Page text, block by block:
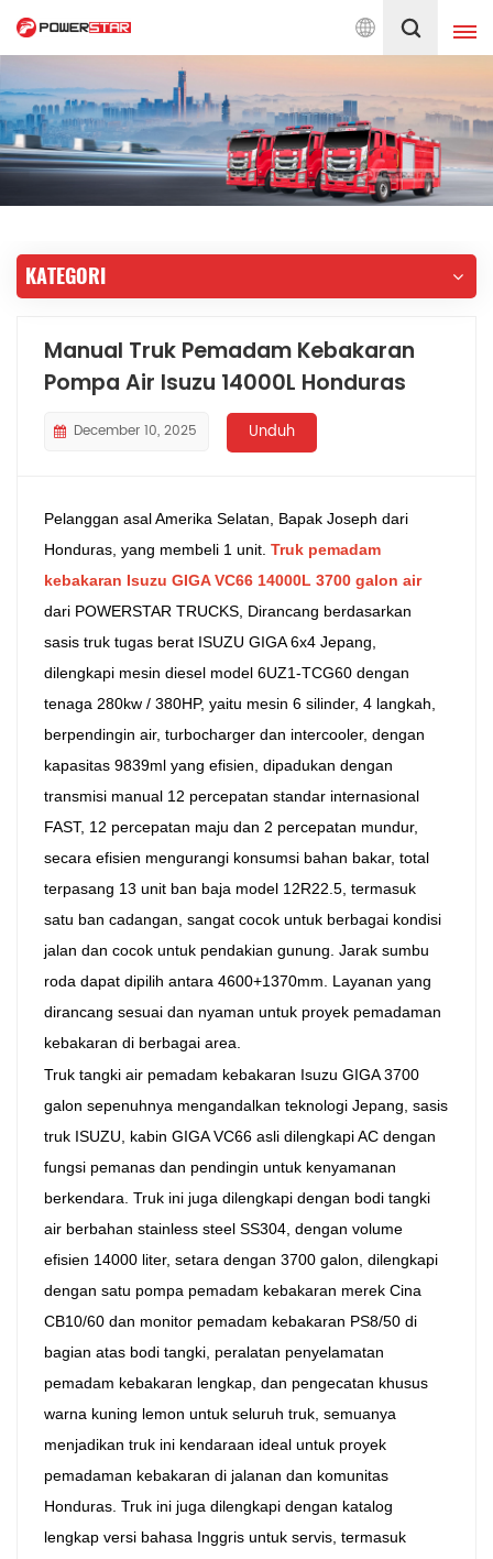
Berkomitmen padaIndonesia
English français
Deutsch русский
한국의 Türkçe
Melayu ไทย
中文 қазақ
Filipino မြန်မာ
KATEGORI
Manual Truk Pemadam Kebakaran
Pompa Air Isuzu 14000L Honduras
December 10, 2025 Unduh
Pelanggan asal Amerika Selatan, Bapak Joseph dari
Honduras, yang membeli 1 unit. Truk pemadam
kebakaran Isuzu GIGA VC66 14000L 3700 galon air
dari POWERSTAR TRUCKS, Dirancang berdasarkan
sasis truk tugas berat ISUZU GIGA 6x4 Jepang,
dilengkapi mesin diesel model 6UZ1-TCG60 dengan
tenaga 280kw / 380HP, yaitu mesin 6 silinder, 4 langkah,
berpendingin air, turbocharger dan intercooler, dengan
kapasitas 9839ml yang efisien, dipadukan dengan
transmisi manual 12 percepatan standar internasional
FAST, 12 percepatan maju dan 2 percepatan mundur,
secara efisien mengurangi konsumsi bahan bakar, total
terpasang 13 unit ban baja model 12R22.5, termasuk
satu ban cadangan, sangat cocok untuk berbagai kondisi
jalan dan cocok untuk pendakian gunung. Jarak sumbu
roda dapat dipilih antara 4600+1370mm. Layanan yang
dirancang sesuai dan nyaman untuk proyek pemadaman
kebakaran di berbagai area.
Truk tangki air pemadam kebakaran Isuzu GIGA 3700
galon sepenuhnya mengandalkan teknologi Jepang, sasis
truk ISUZU, kabin GIGA VC66 asli dilengkapi AC dengan
fungsi pemanas dan pendingin untuk kenyamanan
berkendara. Truk ini juga dilengkapi dengan bodi tangki
air berbahan stainless steel SS304, dengan volume
efisien 14000 liter, setara dengan 3700 galon, dilengkapi
dengan satu pompa pemadam kebakaran merek Cina
CB10/60 dan monitor pemadam kebakaran PS8/50 di
bagian atas bodi tangki, peralatan penyelamatan
pemadam kebakaran lengkap, dan pengecatan khusus
warna kuning lemon untuk seluruh truk, semuanya
menjadikan truk ini kendaraan ideal untuk proyek
pemadaman kebakaran di jalanan dan komunitas
Honduras. Truk ini juga dilengkapi dengan katalog
lengkap versi bahasa Inggris untuk servis, termasuk